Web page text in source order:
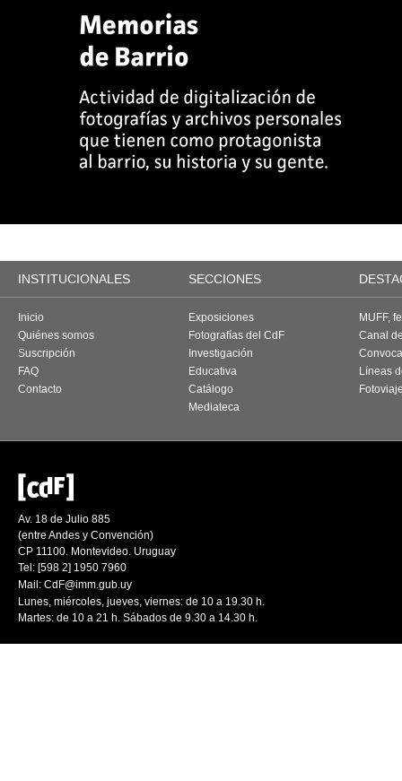
INSTITUCIONALES SECCIONES
Inicio
Quiénes somos
Suscripción
FAQ
Contacto
Exposiciones
Fotografías del CdF
Investigación
Educativa
Catálogo
Mediateca
MUFF,
Canal
Líneas
Av. 18 de Julio 885
(entre Andes y Convención)
CP 11100. Montevideo. Uruguay
Tel: [598 2] 1950 7960
Mail: CdF@imm.gub.uy
Lunes, miércoles, jueves, viernes: de 10 a 19.30 h.
Martes: de 10 a 21 h. Sábados de 9.30 a 14.30 h.